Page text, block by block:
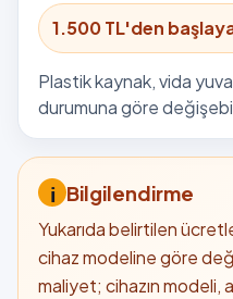
1.500 TL'den
Plastik kaynak, vida
durumuna göre
Bilgilendirme
Yukarıda belirtilen
cihaz modeline göre
maliyet; cihazın modeli,